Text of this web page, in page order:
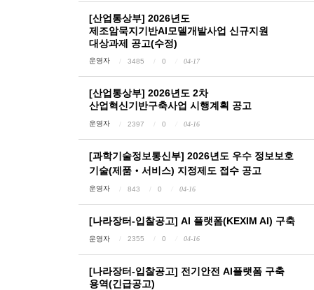
[산업통상부] 2026년도
제조암묵지기반AI모델개발사업 신규지원
대상과제 공고(수정)
운영자 3485 0 04-17
[산업통상부] 2026년도 2차
산업혁신기반구축사업 시행계획 공고
운영자 2397 0 04-16
[과학기술정보통신부] 2026년도 우수 정보보호
기술(제품‧서비스) 지정제도 접수 공고
운영자 843 0 04-16
[나라장터-입찰공고] AI 플랫폼(KEXIM AI) 구축
운영자 2355 0 04-16
[나라장터-입찰공고] 전기안전 AI플랫폼 구축
용역(긴급공고)